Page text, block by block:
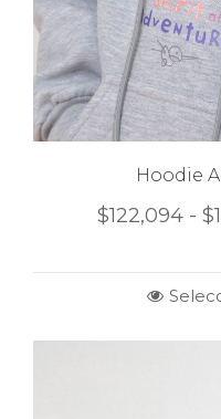
Hoodie
$122,094 - $